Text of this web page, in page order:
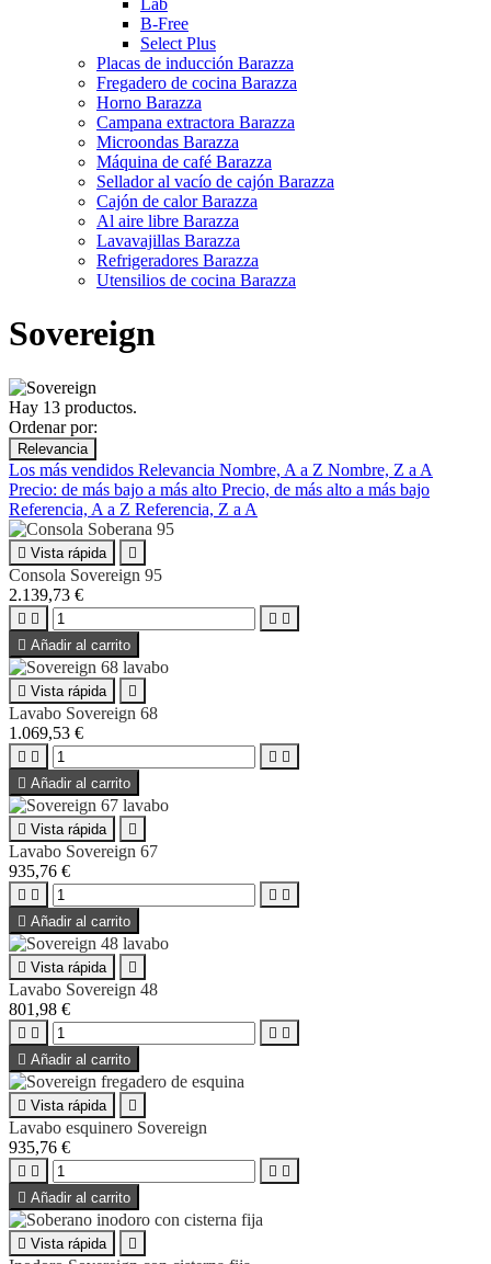
B-Free
Select Plus
Placas de inducción Barazza
Fregadero de cocina Barazza
Horno Barazza
Campana extractora Barazza
Microondas Barazza
Máquina de café Barazza
Sellador al vacío de cajón Barazza
Cajón de calor Barazza
Al aire libre Barazza
Lavavajillas Barazza
Refrigeradores Barazza
Utensilios de cocina Barazza
Sovereign
Hay 13 productos.
Ordenar por:
Relevancia
Los más vendidos Relevancia Nombre, A a Z Nombre, Z a A
Precio: de más bajo a más alto Precio, de más alto a más bajo
Referencia, A a Z Referencia, Z a A
 Vista rápida 
Consola Sovereign 95
2.139,73 €
   
 Añadir al carrito
 Vista rápida 
Lavabo Sovereign 68
1.069,53 €
   
 Añadir al carrito
 Vista rápida 
Lavabo Sovereign 67
935,76 €
   
 Añadir al carrito
 Vista rápida 
Lavabo Sovereign 48
801,98 €
   
 Añadir al carrito
 Vista rápida 
Lavabo esquinero Sovereign
935,76 €
   
 Añadir al carrito
 Vista rápida 